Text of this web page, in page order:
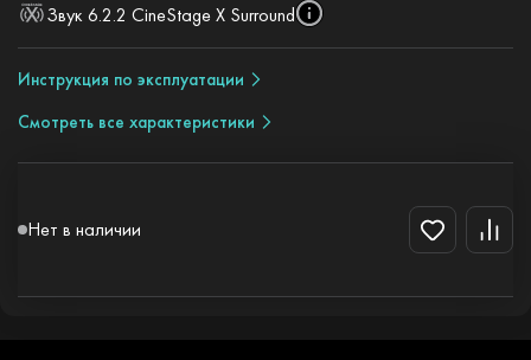
Звук 6.2.2 CineStage X Surround
Инструкция по эксплуатации
Смотреть все характеристики
Нет в наличии